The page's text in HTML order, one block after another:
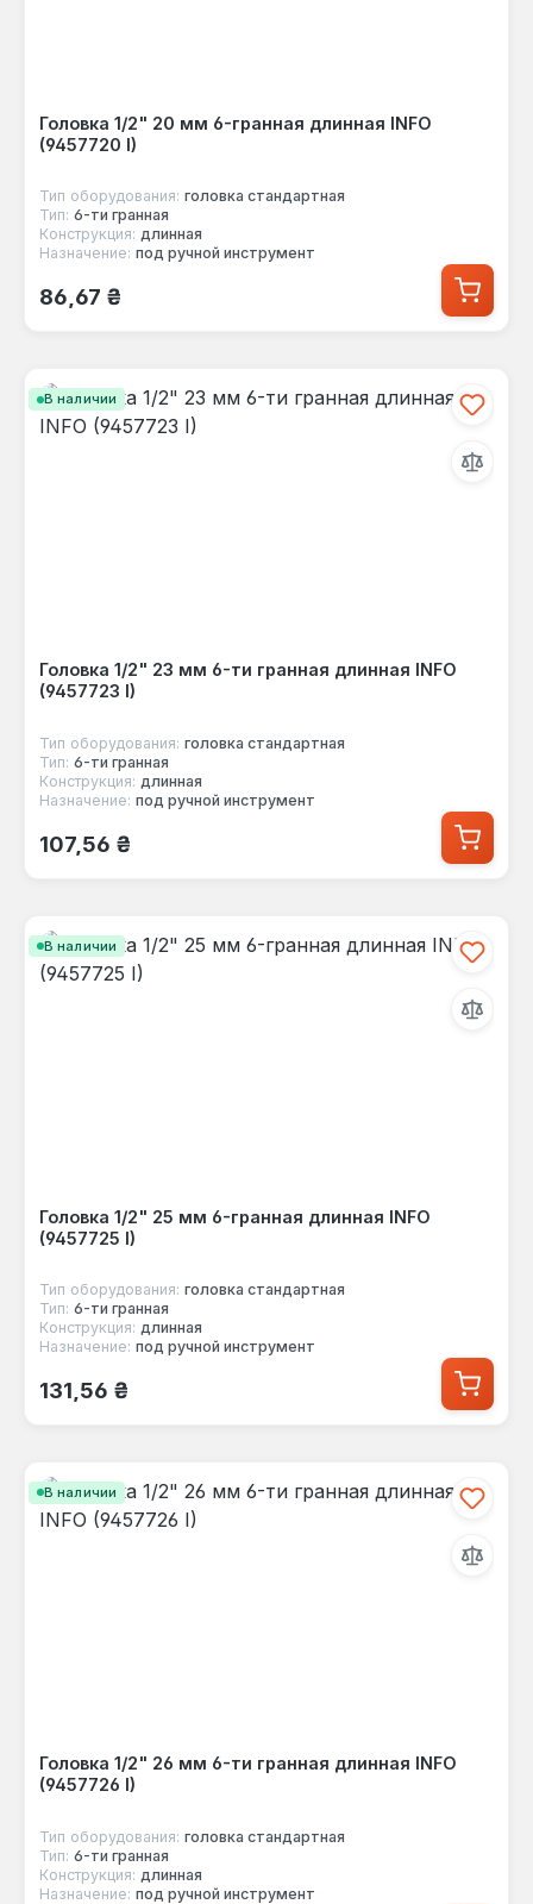
Головка 1/2" 20 мм 6-гранная длинная INFO
(9457720 I)
Тип оборудования: головка стандартная
Тип: 6-ти гранная
Конструкция: длинная
Назначение: под ручной инструмент
Обычная цена:
86,67 ₴
В наличии
Головка 1/2" 23 мм 6-ти гранная длинная INFO
(9457723 I)
Тип оборудования: головка стандартная
Тип: 6-ти гранная
Конструкция: длинная
Назначение: под ручной инструмент
Обычная цена:
107,56 ₴
В наличии
Головка 1/2" 25 мм 6-гранная длинная INFO
(9457725 I)
Тип оборудования: головка стандартная
Тип: 6-ти гранная
Конструкция: длинная
Назначение: под ручной инструмент
Обычная цена:
131,56 ₴
В наличии
Головка 1/2" 26 мм 6-ти гранная длинная INFO
(9457726 I)
Тип оборудования: головка стандартная
Тип: 6-ти гранная
Конструкция: длинная
Назначение: под ручной инструмент